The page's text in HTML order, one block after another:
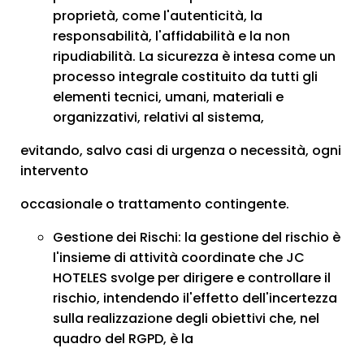
proprietà, come l'autenticità, la
responsabilità, l'affidabilità e la non
ripudiabilità. La sicurezza è intesa come un
processo integrale costituito da tutti gli
elementi tecnici, umani, materiali e
organizzativi, relativi al sistema,
evitando, salvo casi di urgenza o necessità, ogni
intervento
occasionale o trattamento contingente.
Gestione dei Rischi: la gestione del rischio è
l'insieme di attività coordinate che JC
HOTELES svolge per dirigere e controllare il
rischio, intendendo il'effetto dell'incertezza
sulla realizzazione degli obiettivi che, nel
quadro del RGPD, è la